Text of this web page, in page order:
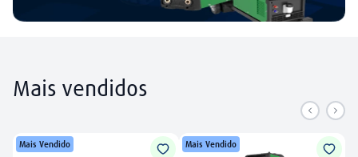
Mais vendidos
Mais Vendido Mais Vendido